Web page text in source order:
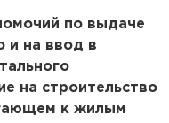
по выдаче
и на ввод в
на строительство
к жилым